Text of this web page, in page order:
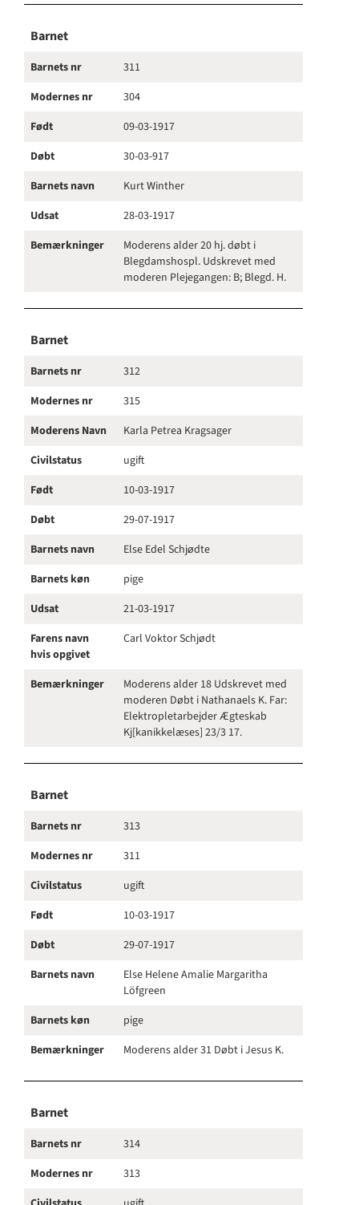
Barnet
Barnets nr
311
Modernes nr
304
Født
09-03-1917
Døbt
30-03-917
Barnets navn
Kurt Winther
Udsat
28-03-1917
Bemærkninger
Moderens alder 20 hj. døbt i
Blegdamshospl. Udskrevet med
moderen Plejegangen: B; Blegd. H.
Barnet
Barnets nr
312
Modernes nr
315
Moderens Navn
Karla Petrea Kragsager
Civilstatus
ugift
Født
10-03-1917
Døbt
29-07-1917
Barnets navn
Else Edel Schjødte
Barnets køn
pige
Udsat
21-03-1917
Farens navn
hvis opgivet
Carl Voktor Schjødt
Bemærkninger
Moderens alder 18 Udskrevet med
moderen Døbt i Nathanaels K. Far:
Elektropletarbejder Ægteskab
Kj[kanikkelæses] 23/3 17.
Barnet
Barnets nr
313
Modernes nr
311
Civilstatus
ugift
Født
10-03-1917
Døbt
29-07-1917
Barnets navn
Else Helene Amalie Margaritha
Löfgreen
Barnets køn
pige
Bemærkninger
Moderens alder 31 Døbt i Jesus K.
Barnet
Barnets nr
314
Modernes nr
313